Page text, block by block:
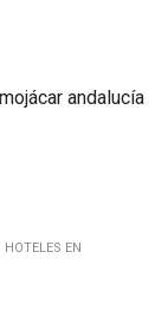
HOTELES EN